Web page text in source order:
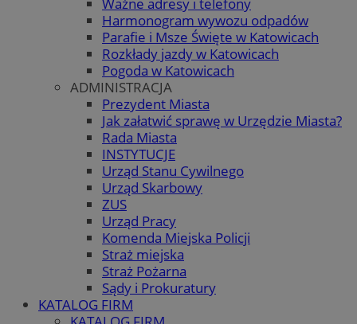
Harmonogram wywozu odpadów
Parafie i Msze Święte w Katowicach
Rozkłady jazdy w Katowicach
Pogoda w Katowicach
ADMINISTRACJA
Prezydent Miasta
Jak załatwić sprawę w Urzędzie Miasta?
Rada Miasta
INSTYTUCJE
Urząd Stanu Cywilnego
Urząd Skarbowy
ZUS
Urząd Pracy
Komenda Miejska Policji
Straż miejska
Straż Pożarna
Sądy i Prokuratury
KATALOG FIRM